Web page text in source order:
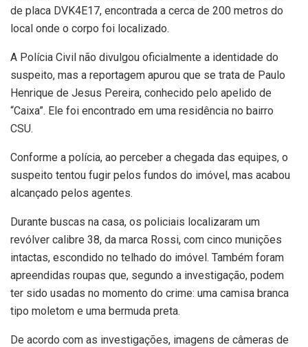
de placa DVK4E17, encontrada a cerca de 200 metros do
local onde o corpo foi localizado.
A Polícia Civil não divulgou oficialmente a identidade do
suspeito, mas a reportagem apurou que se trata de Paulo
Henrique de Jesus Pereira, conhecido pelo apelido de
“Caixa”. Ele foi encontrado em uma residência no bairro
CSU.
Conforme a polícia, ao perceber a chegada das equipes, o
suspeito tentou fugir pelos fundos do imóvel, mas acabou
alcançado pelos agentes.
Durante buscas na casa, os policiais localizaram um
revólver calibre 38, da marca Rossi, com cinco munições
intactas, escondido no telhado do imóvel. Também foram
apreendidas roupas que, segundo a investigação, podem
ter sido usadas no momento do crime: uma camisa branca
tipo moletom e uma bermuda preta.
De acordo com as investigações, imagens de câmeras de